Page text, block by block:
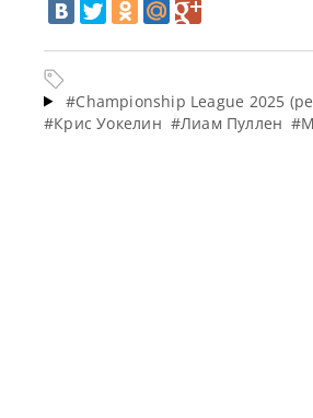
#Championship League 2025
#Крис Уокелин #Лиам Пуллен